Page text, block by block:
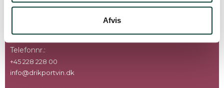
Afvis
Thorsbrovej 22C
Telefonnr.:
+45 228 228 00
info@drikportvin.dk